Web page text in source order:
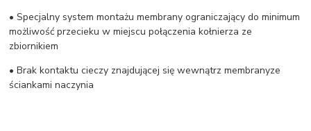
• Specjalny system montażu membrany ograniczający do minimum
możliwość przecieku w miejscu połączenia kołnierza ze
zbiornikiem
• Brak kontaktu cieczy znajdującej się wewnątrz membranyze
ściankami naczynia